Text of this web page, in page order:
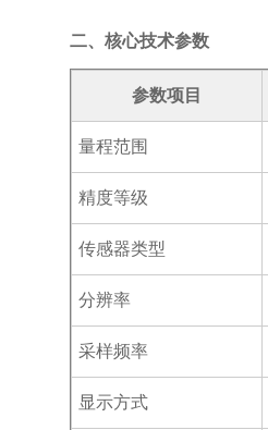
二、核心技术参数
参数项目
量程范围
精度等级
传感器类型
分辨率
采样频率
显示方式